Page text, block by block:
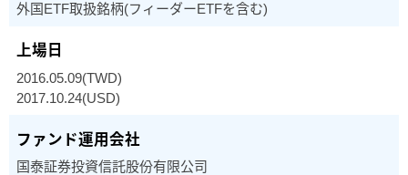
外国ETF取扱銘柄(フィーダーETFを含む)
2016.05.09(TWD)
2017.10.24(USD)
国泰証券投資信託股份有限公司